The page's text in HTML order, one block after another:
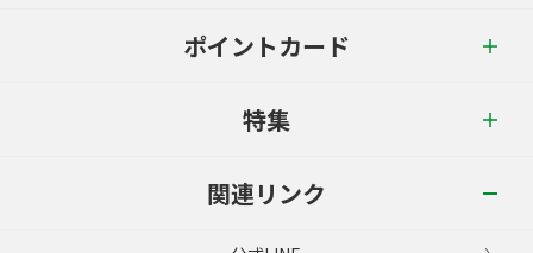
ポイントカード
特集
関連リンク